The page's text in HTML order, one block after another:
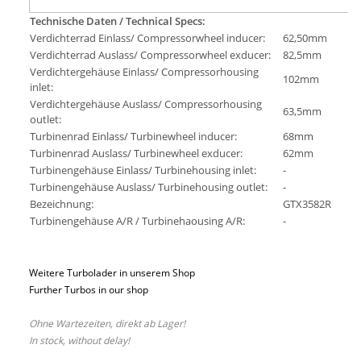
Technische Daten / Technical Specs:
Verdichterrad Einlass/ Compressorwheel inducer:
62,50mm
Verdichterrad Auslass/ Compressorwheel exducer:
82,5mm
Verdichtergehäuse Einlass/ Compressorhousing
inlet:
102mm
Verdichtergehäuse Auslass/ Compressorhousing
outlet:
63,5mm
Turbinenrad Einlass/ Turbinewheel inducer:
68mm
Turbinenrad Auslass/ Turbinewheel exducer:
62mm
Turbinengehäuse Einlass/ Turbinehousing inlet:
-
Turbinengehäuse Auslass/ Turbinehousing outlet:
-
Bezeichnung:
GTX3582R
Turbinengehäuse A/R / Turbinehaousing A/R:
-
Weitere Turbolader in unserem Shop
Further Turbos in our shop
Ohne Wartezeiten, direkt ab Lager!
In stock, without delay!